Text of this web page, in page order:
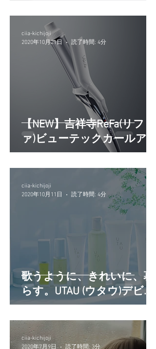
【NEW】吉祥寺ReFa(リフ
ァ)ビューテックカールアイ
ロン取扱店です＊
ciia-kichijoji
2020年10月21日
読了時間: 4分
歌うように、きれいに、暮
らす。UTAU (ウタウ)デビュ
ー
ciia-kichijoji
2020年10月11日
読了時間: 4分
ciia-kichijoji
2020年7月9日
読了時間: 3分